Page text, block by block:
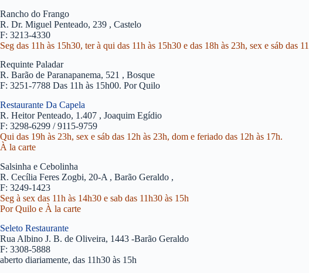
Rancho do Frango
R. Dr. Miguel Penteado, 239 , Castelo
F: 3213-4330
Seg das 11h às 15h30, ter à qui das 11h às 15h30 e das 18h às 23h, sex e sáb das
Requinte Paladar
R. Barão de Paranapanema, 521 , Bosque
F: 3251-7788 Das 11h às 15h00. Por Quilo
Restaurante Da Capela
R. Heitor Penteado, 1.407 , Joaquim Egídio
F: 3298-6299 / 9115-9759
Qui das 19h às 23h, sex e sáb das 12h às 23h, dom e feriado das 12h às 17h.
À la carte
Salsinha e Cebolinha
R. Cecília Feres Zogbi, 20-A , Barão Geraldo ,
F: 3249-1423
Seg à sex das 11h às 14h30 e sab das 11h30 às 15h
Por Quilo e À la carte
Seleto Restaurante
Rua Albino J. B. de Oliveira, 1443 -Barão Geraldo
F: 3308-5888
aberto diariamente, das 11h30 às 15h